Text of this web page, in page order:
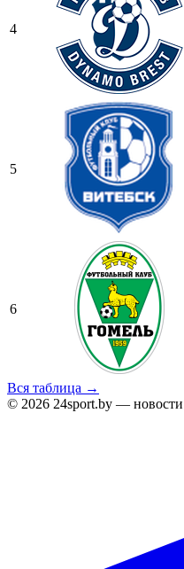
4
5
6
Вся таблица →
© 2026 24sport.by — новости